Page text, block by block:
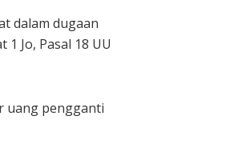
dalam dugaan
Jo, Pasal 18 UU
uang pengganti